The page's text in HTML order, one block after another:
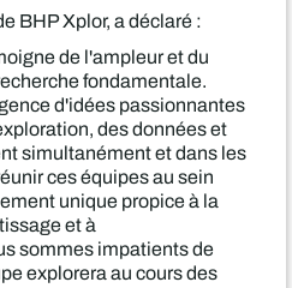
BHP Xplor, a déclaré :
de l'ampleur et du
fondamentale.
d'idées passionnantes
des données et
simultanément et dans les
ces équipes au sein
unique propice à la
et à
sommes impatients de
explorera au cours des